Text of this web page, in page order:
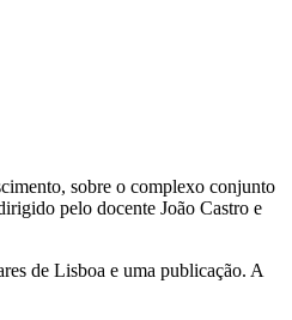
sobre o complexo conjunto
pelo docente João Castro e
de Lisboa e uma publicação. A